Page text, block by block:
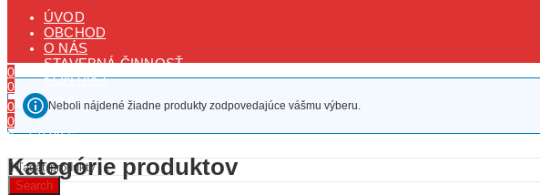
0
0
Košík 0,00€
ÚVOD
OBCHOD
O NÁS
STAVEBNÁ ČINNOSŤ
KONTAKT
0
0
Košík 0,00€
Search
Neboli nájdené žiadne produkty zodpovedajúce vášmu výberu.
Kategórie produktov